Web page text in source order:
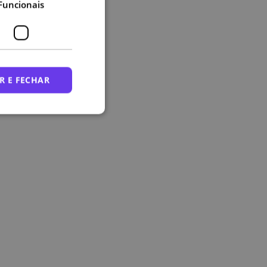
E FECHAR